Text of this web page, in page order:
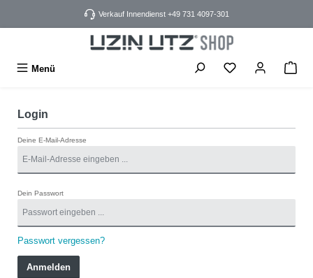
Verkauf Innendienst +49 731 4097-301
Menü
Login
Deine E-Mail-Adresse
Dein Passwort
Passwort vergessen?
Anmelden